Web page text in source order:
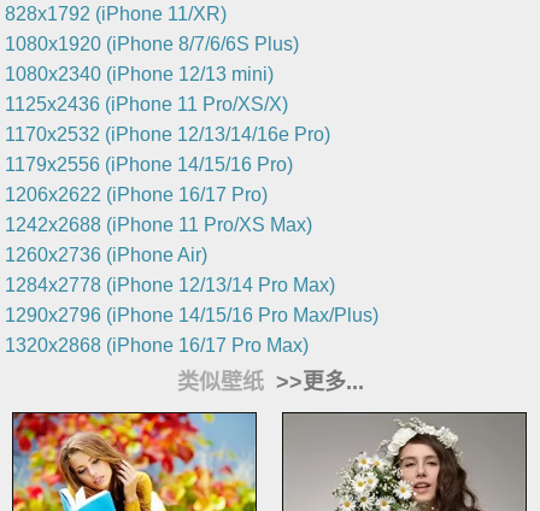
828x1792 (iPhone 11/XR)
1080x1920 (iPhone 8/7/6/6S Plus)
1080x2340 (iPhone 12/13 mini)
1125x2436 (iPhone 11 Pro/XS/X)
1170x2532 (iPhone 12/13/14/16e Pro)
1179x2556 (iPhone 14/15/16 Pro)
1206x2622 (iPhone 16/17 Pro)
1242x2688 (iPhone 11 Pro/XS Max)
1260x2736 (iPhone Air)
1284x2778 (iPhone 12/13/14 Pro Max)
1290x2796 (iPhone 14/15/16 Pro Max/Plus)
1320x2868 (iPhone 16/17 Pro Max)
类似壁纸 >>更多...